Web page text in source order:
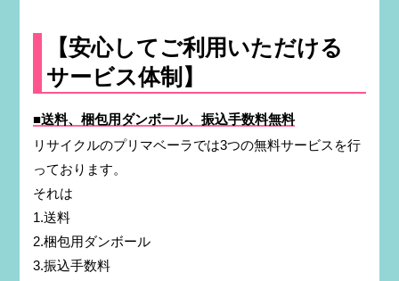
【安心してご利用いただける
サービス体制】
■送料、梱包用ダンボール、振込手数料無料
リサイクルのプリマベーラでは3つの無料サービスを行
っております。
それは
1.送料
2.梱包用ダンボール
3.振込手数料